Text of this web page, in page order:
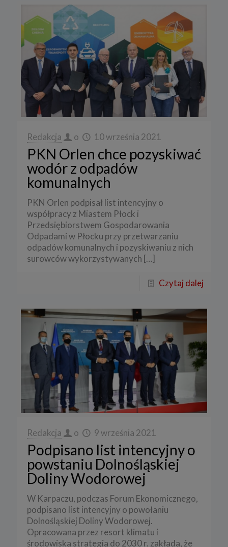
Redakcja o 10 września 2021
PKN Orlen chce pozyskiwać
wodór z odpadów
komunalnych
PKN Orlen podpisał list intencyjny o
współpracy z Miastem Płock i
Przedsiębiorstwem Gospodarowania
Odpadami w Płocku przy przetwarzaniu
odpadów komunalnych i pozyskiwaniu z nich
surowców wykorzystywanych […]
Czytaj dalej
Redakcja o 9 września 2021
Podpisano list intencyjny o
powstaniu Dolnośląskiej
Doliny Wodorowej
W Karpaczu, podczas Forum Ekonomicznego,
podpisano list intencyjny o powołaniu
Dolnośląskiej Doliny Wodorowej.
Opracowana przez resort klimatu i
środowiska strategia do 2030 r. zakłada, że